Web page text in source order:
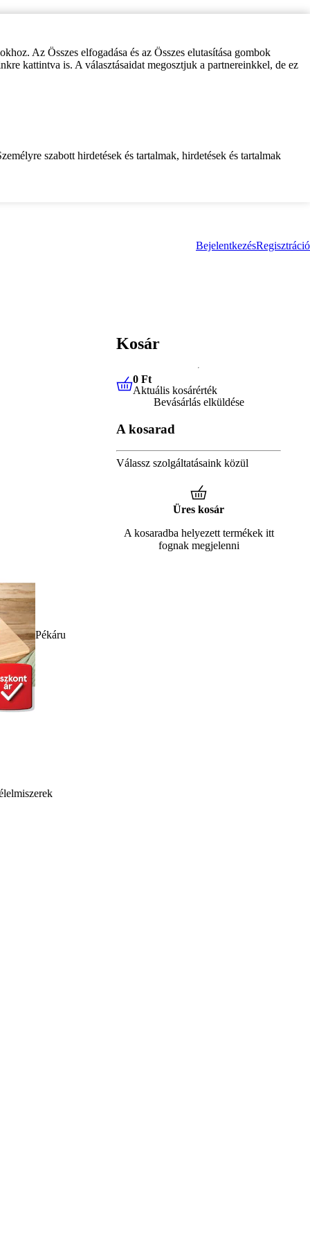
Az Összes elfogadása és az Összes elutasítása gombok
kattintva is. A választásaidat megosztjuk a partnereinkkel, de ez
szabott hirdetések és tartalmak, hirdetések és tartalmak
BejelentkezésRegisztráció
Pékáru
Kosár
0 FtAktuális kosárérték
0 Ft
Aktuális kosárérték
Bevásárlás elküldése
A kosarad
Válassz szolgáltatásaink közül
Üres kosár
A kosaradba helyezett termékek itt
fognak megjelenni